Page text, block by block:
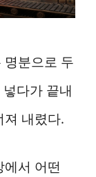
분으로 두
다가 끝내
내렸다.
서 어떤